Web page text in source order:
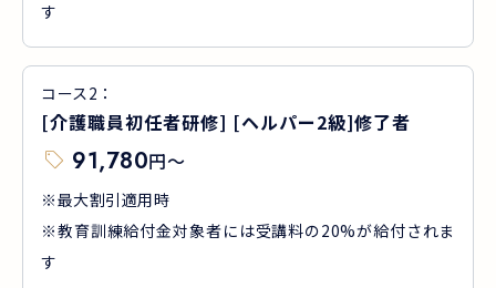
す
コース2 ：
[介護職員初任者研修] [ヘルパー2級]修了者
91,780円〜
※最大割引適用時
※教育訓練給付金対象者には受講料の20%が給付されま
す